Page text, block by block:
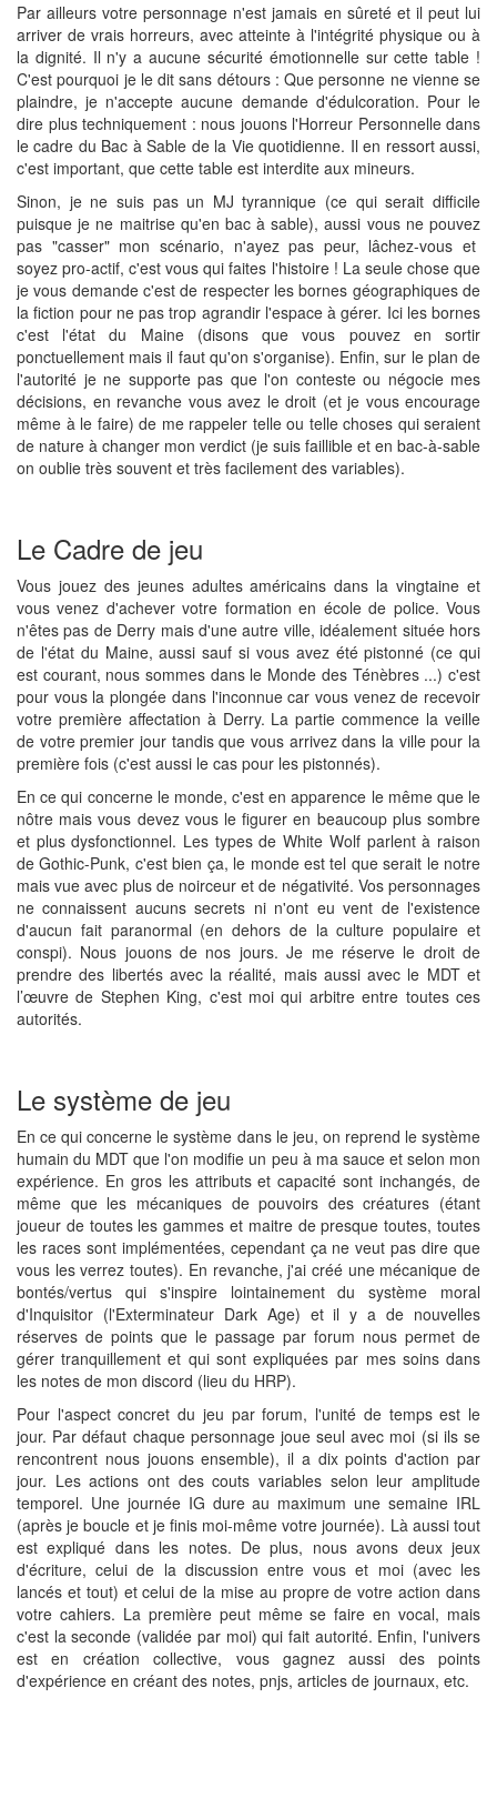
Par ailleurs votre personnage n'est jamais en sûreté et il peut lui
arriver de vrais horreurs, avec atteinte à l'intégrité physique ou à
la dignité. Il n'y a aucune sécurité émotionnelle sur cette table !
C'est pourquoi je le dit sans détours : Que personne ne vienne se
plaindre, je n'accepte aucune demande d'édulcoration. Pour le
dire plus techniquement : nous jouons l'Horreur Personnelle dans
le cadre du Bac à Sable de la Vie quotidienne. Il en ressort aussi,
c'est important, que cette table est interdite aux mineurs.
Sinon, je ne suis pas un MJ tyrannique (ce qui serait difficile
puisque je ne maitrise qu'en bac à sable), aussi vous ne pouvez
pas "casser" mon scénario, n'ayez pas peur, lâchez-vous et
soyez pro-actif, c'est vous qui faites l'histoire ! La seule chose que
je vous demande c'est de respecter les bornes géographiques de
la fiction pour ne pas trop agrandir l'espace à gérer. Ici les bornes
c'est l'état du Maine (disons que vous pouvez en sortir
ponctuellement mais il faut qu'on s'organise). Enfin, sur le plan de
l'autorité je ne supporte pas que l'on conteste ou négocie mes
décisions, en revanche vous avez le droit (et je vous encourage
même à le faire) de me rappeler telle ou telle choses qui seraient
de nature à changer mon verdict (je suis faillible et en bac-à-sable
on oublie très souvent et très facilement des variables).
Le Cadre de jeu
Vous jouez des jeunes adultes américains dans la vingtaine et
vous venez d'achever votre formation en école de police. Vous
n'êtes pas de Derry mais d'une autre ville, idéalement située hors
de l'état du Maine, aussi sauf si vous avez été pistonné (ce qui
est courant, nous sommes dans le Monde des Ténèbres ...) c'est
pour vous la plongée dans l'inconnue car vous venez de recevoir
votre première affectation à Derry. La partie commence la veille
de votre premier jour tandis que vous arrivez dans la ville pour la
première fois (c'est aussi le cas pour les pistonnés).
En ce qui concerne le monde, c'est en apparence le même que le
nôtre mais vous devez vous le figurer en beaucoup plus sombre
et plus dysfonctionnel. Les types de White Wolf parlent à raison
de Gothic-Punk, c'est bien ça, le monde est tel que serait le notre
mais vue avec plus de noirceur et de négativité. Vos personnages
ne connaissent aucuns secrets ni n'ont eu vent de l'existence
d'aucun fait paranormal (en dehors de la culture populaire et
conspi). Nous jouons de nos jours. Je me réserve le droit de
prendre des libertés avec la réalité, mais aussi avec le MDT et
l’œuvre de Stephen King, c'est moi qui arbitre entre toutes ces
autorités.
Le système de jeu
En ce qui concerne le système dans le jeu, on reprend le système
humain du MDT que l'on modifie un peu à ma sauce et selon mon
expérience. En gros les attributs et capacité sont inchangés, de
même que les mécaniques de pouvoirs des créatures (étant
joueur de toutes les gammes et maitre de presque toutes, toutes
les races sont implémentées, cependant ça ne veut pas dire que
vous les verrez toutes). En revanche, j'ai créé une mécanique de
bontés/vertus qui s'inspire lointainement du système moral
d'Inquisitor (l'Exterminateur Dark Age) et il y a de nouvelles
réserves de points que le passage par forum nous permet de
gérer tranquillement et qui sont expliquées par mes soins dans
les notes de mon discord (lieu du HRP).
Pour l'aspect concret du jeu par forum, l'unité de temps est le
jour. Par défaut chaque personnage joue seul avec moi (si ils se
rencontrent nous jouons ensemble), il a dix points d'action par
jour. Les actions ont des couts variables selon leur amplitude
temporel. Une journée IG dure au maximum une semaine IRL
(après je boucle et je finis moi-même votre journée). Là aussi tout
est expliqué dans les notes. De plus, nous avons deux jeux
d'écriture, celui de la discussion entre vous et moi (avec les
lancés et tout) et celui de la mise au propre de votre action dans
votre cahiers. La première peut même se faire en vocal, mais
c'est la seconde (validée par moi) qui fait autorité. Enfin, l'univers
est en création collective, vous gagnez aussi des points
d'expérience en créant des notes, pnjs, articles de journaux, etc.